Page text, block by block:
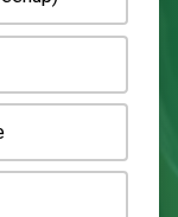
(22kW)
(7kW)
greenup)